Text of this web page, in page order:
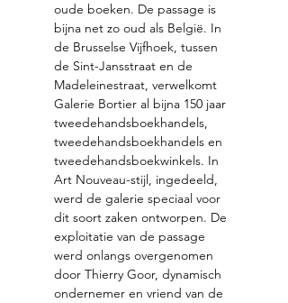
oude boeken. De passage is
bijna net zo oud als België. In
de Brusselse Vijfhoek, tussen
de Sint-Jansstraat en de
Madeleinestraat, verwelkomt
Galerie Bortier al bijna 150 jaar
tweedehandsboekhandels,
tweedehandsboekhandels en
tweedehandsboekwinkels. In
Art Nouveau-stijl, ingedeeld,
werd de galerie speciaal voor
dit soort zaken ontworpen. De
exploitatie van de passage
werd onlangs overgenomen
door Thierry Goor, dynamisch
ondernemer en vriend van de